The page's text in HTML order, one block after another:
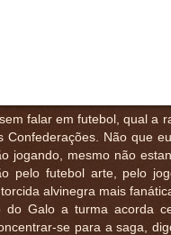
falar em futebol, qual a
Confederações. Não que
jogando, mesmo não
pelo futebol arte, pelo
alvinegra mais
do Galo a turma acorda
se para a saga,